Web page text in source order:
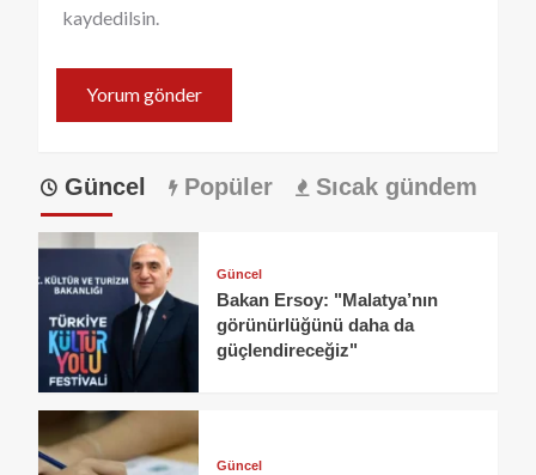
kaydedilsin.
Güncel Popüler Sıcak gündem
Güncel
Bakan Ersoy: "Malatya’nın
görünürlüğünü daha da
güçlendireceğiz"
Güncel